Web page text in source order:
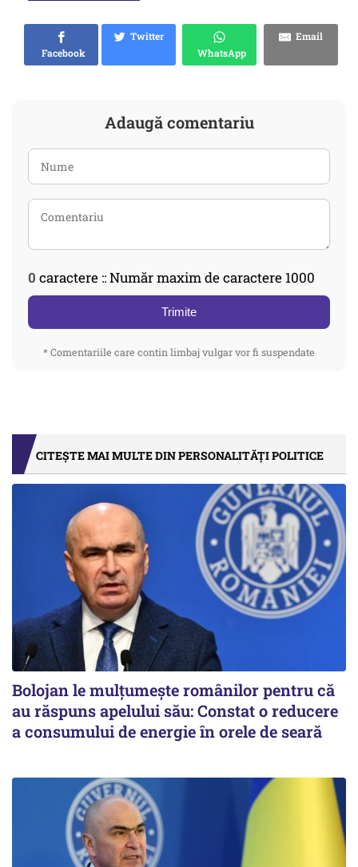
Facebook
Twitter
WhatsApp
Email
Adaugă comentariu
0 caractere :: Număr maxim de caractere 1000
Trimite
* Comentariile care contin limbaj vulgar vor fi suspendate
CITEȘTE MAI MULTE DIN PERSONALITĂȚI POLITICE
Bolojan le mulțumește românilor pentru că
au răspuns apelului său: Constat o reducere
a consumului de energie în orele de seară